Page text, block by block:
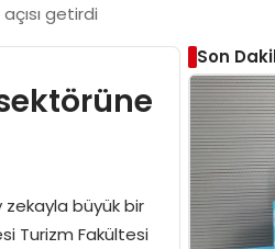
getirdi
büyük bir
Turizm Fakültesi
Son